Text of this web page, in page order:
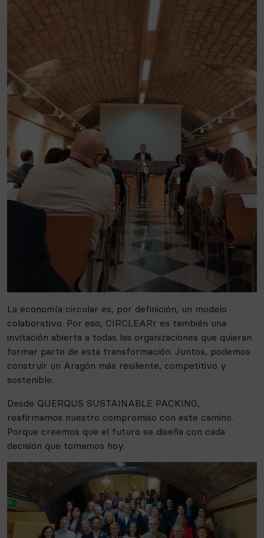
La economía circular es, por definición, un modelo
colaborativo. Por eso, CIRCLEARr es también una
invitación abierta a todas las organizaciones que quieran
formar parte de esta transformación. Juntos, podemos
construir un Aragón más resiliente, competitivo y
sostenible.
Desde QUERQUS SUSTAINABLE PACKING,
reafirmamos nuestro compromiso con este camino.
Porque creemos que el futuro se diseña con cada
decisión que tomamos hoy.